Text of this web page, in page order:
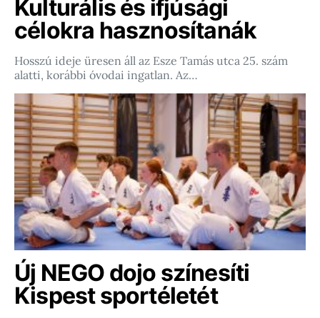
Kulturális és ifjúsági
célokra hasznosítanák
Hosszú ideje üresen áll az Esze Tamás utca 25. szám
alatti, korábbi óvodai ingatlan. Az…
Új NEGO dojo színesíti
Kispest sportéletét